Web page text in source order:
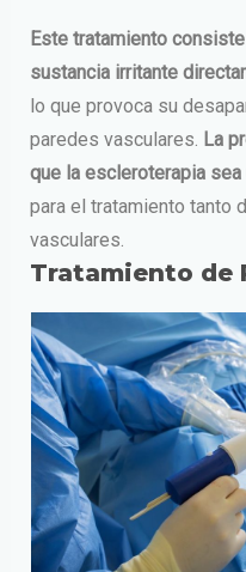
Este tratamiento
sustancia irritante
lo que provoca su
paredes vasculares. La
que la escleroterapia
para el tratamiento tanto
vasculares.
Tratamiento de